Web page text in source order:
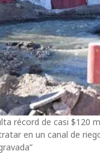
récord de casi $120
en un canal de